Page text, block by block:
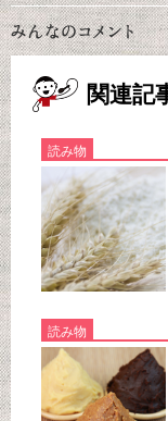
関連記
読み物
読み物